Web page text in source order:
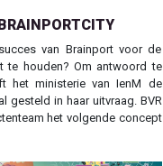
van Brainport voor de
te houden? Om antwoord te
het ministerie van IenM de
gesteld in haar uitvraag. BVR
het volgende concept